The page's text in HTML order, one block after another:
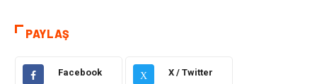
Elektronik
PAYLAŞ
Facebook X X / Twitter